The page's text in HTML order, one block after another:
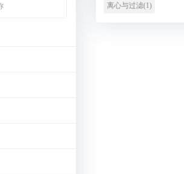
离心与过滤(1)